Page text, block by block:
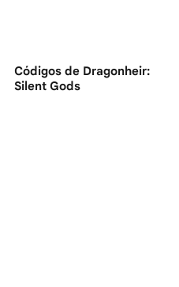
Códigos de Dragonheir:
Silent Gods